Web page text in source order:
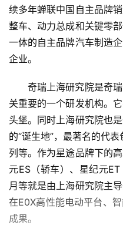
续多年蝉联中国自主品牌
整车、动力总成和关键零
一体的自主品牌汽车制造
企业。
奇瑞上海研究院是奇
关重要的一个研发机构。
头堡。同时上海研究院也
的“诞生地”，最著名的代
列等。作为星途品牌下的
元ES（轿车）、星纪元
月等就是由上海研究院主
在E0X高性能电动平台、
成果。